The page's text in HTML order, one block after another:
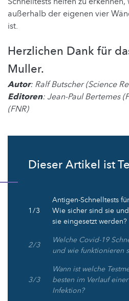
außerhalb der eigenen vier
ist.
Herzlichen Dank für
Muller.
Autor: Ralf Butscher (Science
Editoren: Jean-Paul Bertemes
(FNR)
Dieser Artikel ist
1 / 3
Antigen-Schnelltests
Wie sicher sind sie
sie eingesetzt werden?
2 / 3
Welche Covid-19
und wie funktionieren
3 / 3
Wann ist welche
besten im Verlauf
Infektion?